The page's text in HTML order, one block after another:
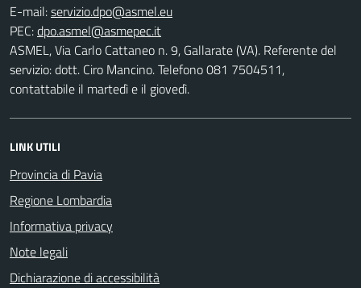
E-mail:
PEC:
ASMEL, Via Carlo Cattaneo n. 9, Gallarate (VA). Referente del
servizio: dott. Ciro Mancino. Telefono 081 7504511,
contattabile il martedì e il giovedì.
LINK UTILI
Provincia di Pavia
Regione Lombardia
Informativa privacy
Note legali
Dichiarazione di accessibilità